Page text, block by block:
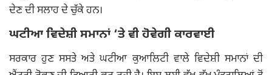
ਦੇਣ ਦੀ ਸਲਾਹ ਦੇ ਚੁੱਕੇ ਹਨ।
ਘਟੀਆ ਵਿਦੇਸ਼ੀ ਸਮਾਨਾਂ ‘ਤੇ ਵੀ ਹੋਵੇਗੀ ਕਾਰਵਾਈ
ਸਰਕਾਰ ਹੁਣ ਸਸਤੇ ਅਤੇ ਘਟੀਆ ਕੁਆਲਿਟੀ ਵਾਲੇ ਵਿਦੇਸ਼ੀ ਸਮਾਨਾਂ ਦੀ